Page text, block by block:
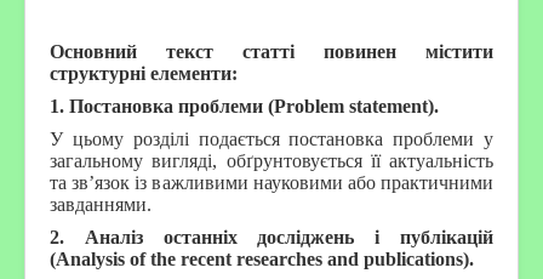
Основний текст статті повинен містити
структурні елементи:
1. Постановка проблеми (Problem statement).
У цьому розділі подається постановка проблеми у
загальному вигляді, обґрунтовується її актуальність
та зв’язок із важливими науковими або практичними
завданнями.
2. Аналіз останніх досліджень і публікацій
(Analysis of the recent researches and publications).